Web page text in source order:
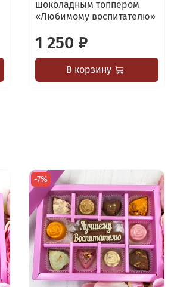
шоколадным топпером
«Любимому воспитателю»
1 250 ₽
В корзину
-7%